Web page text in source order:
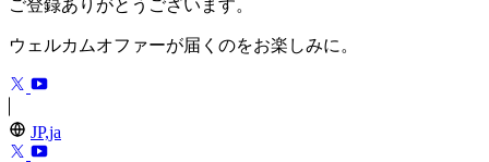
ご登録ありがとうございます。
ウェルカムオファーが届くのをお楽しみに。
JP,ja